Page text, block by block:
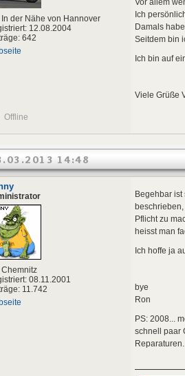
In der Nähe von Hannover
12.08.2004
642
Vor allem
Ich
Damals
Seitdem bin
Ich bin auf
Viele Grüße
Offline
14:48
Chemnitz
08.11.2001
11.742
Begehbar
Pflicht zu
heisst man
Ich hoffe ja
bye
Ron
PS: 2008...
schnell paar
Reparaturen.